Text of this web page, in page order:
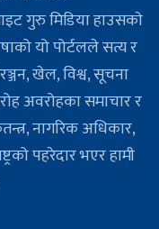
गुरु मिडिया हाउसकाे
यो पोर्टलले सत्य र
खेल, विश्व, सूचना
अवरोहका समाचार र
नागरिक अधिकार,
पहरेदार भएर हामी